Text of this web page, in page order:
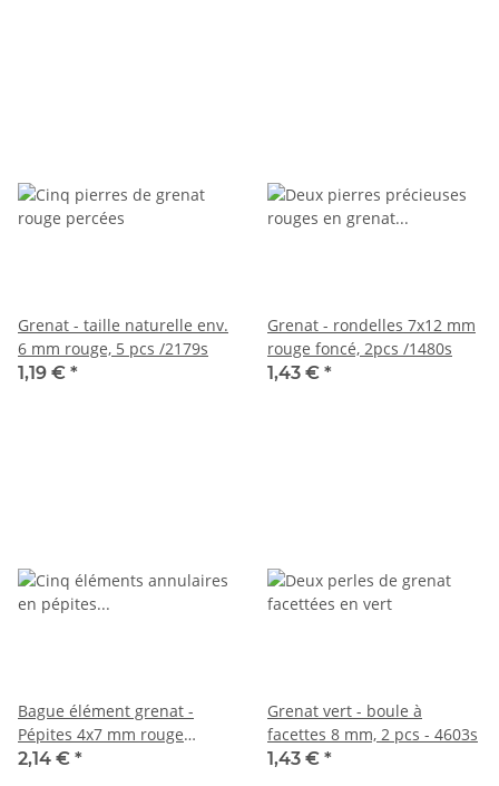
Grenat - taille naturelle env.
6 mm rouge, 5 pcs /2179s
1,19 € *
Grenat - rondelles 7x12 mm
rouge foncé, 2pcs /1480s
1,43 € *
Bague élément grenat -
Pépites 4x7 mm rouge
pourpre, 5 pcs /R068
2,14 € *
Grenat vert - boule à
facettes 8 mm, 2 pcs - 4603s
1,43 € *